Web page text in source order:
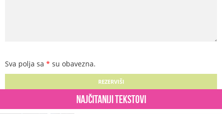
Sva polja sa * su obavezna.
Najčitaniji tekstovi